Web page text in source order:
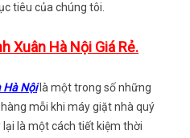
tiêu của chúng tôi.
Xuân Hà Nội Giá Rẻ.
Hà Nộilà một trong số những
mỗi khi máy giặt nhà quý
lại là một cách tiết kiệm thời